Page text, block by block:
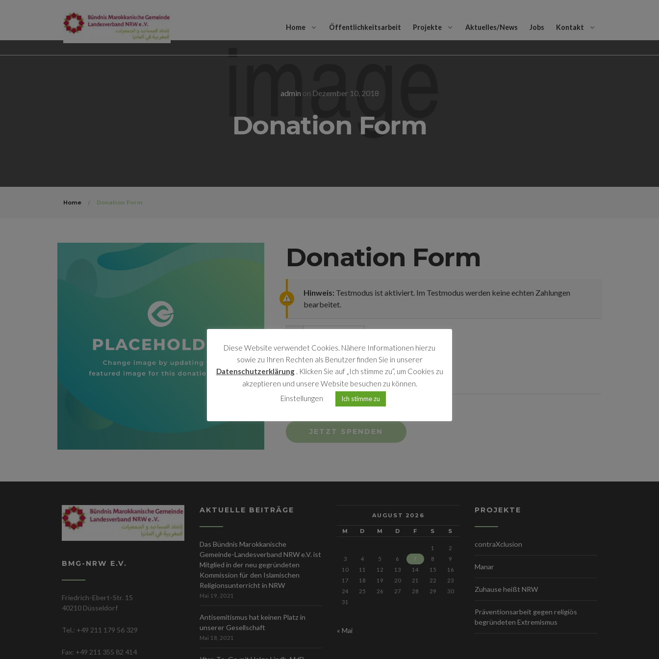
Home Öffentlichkeitsarbeit Projekte Aktuelles/News Jobs Kontakt
admin on Dezember 10, 2018
Donation Form
Home Donation Form
Donation Form
Hinweis: Testmodus ist aktiviert. Im Testmodus werden keine echten Zahlungen
bearbeitet.
JETZT SPENDEN
Zahlungsmethode auswählen
Überweisung
BMG-NRW E.V.
Friedrich-Ebert-Str. 15
40210 Düsseldorf
Tel.: +49 211 179 56 329
Fax: +49 211 355 82 414
AKTUELLE BEITRÄGE
Das Bündnis Marokkanische
Gemeinde-Landesverband NRW e.V. ist
Mitglied in der neu gegründeten
Kommission für den Islamischen
Religionsunterricht in NRW
Mai 19, 2021
Antisemitismus hat keinen Platz in
unserer Gesellschaft
Mai 18, 2021
AUGUST 2026
M D M D F S S
1
2
3
4 5 6 7 8
9
10
11 12 13 14 15
16
17
18 19 20 21 22
23
24
25 26 27 28 29
30
31
« Mai
PROJEKTE
contraXclusion
Manar
Zuhause heißt NRW
Präventionsarbeit gegen religiös
begründeten Extremismus
Diese Website verwendet Cookies. Nähere Informationen hierzu
sowie zu Ihren Rechten als Benutzer finden Sie in unserer
Datenschutzerklärung. Klicken Sie auf „Ich stimme zu“, um Cookies zu
akzeptieren und unsere Website besuchen zu können.
Einstellungen
Ich stimme zu